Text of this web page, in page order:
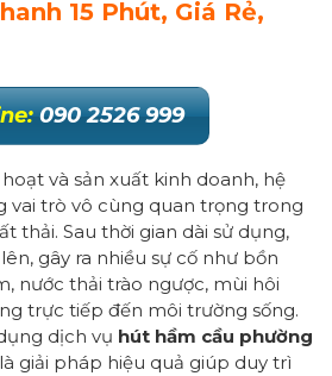
15 Phút, Giá Rẻ,
090 2526 999
và sản xuất kinh doanh, hệ
vai trò vô cùng quan trọng trong
thải. Sau thời gian dài sử dụng,
gây ra nhiều sự cố như bồn
nước thải trào ngược, mùi hôi
trực tiếp đến môi trường sống.
dịch vụ hút hầm cầu phường
giải pháp hiệu quả giúp duy trì